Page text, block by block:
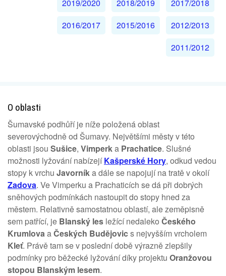
2019/2020
2018/2019
2017/2018
2016/2017
2015/2016
2012/2013
2011/2012
O oblasti
Šumavské podhůří je níže položená oblast
severovýchodně od Šumavy. Největšími městy v této
oblasti jsou Sušice, Vimperka Prachatice. Slušné
možnosti lyžování nabízejíKašperské Hory, odkud vedou
stopy k vrchu Javorníka dále se napojují na tratě v okolí
Zadova. Ve Vimperku a Prachaticích se dá při dobrých
sněhových podmínkách nastoupit do stopy hned za
městem. Relativně samostatnou oblastí, ale zeměpisně
sem patřící, je Blanský les ležící nedaleko Českého
KrumlovaaČeských Budějovics nejvyšším vrcholem
Kleť. Právě tam se v poslední době výrazně zlepšily
podmínky pro běžecké lyžování díky projektu Oranžovou
stopou Blanským lesem.